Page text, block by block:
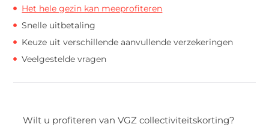
Het hele gezin kan meeprofiteren
Snelle uitbetaling
Keuze uit verschillende aanvullende verzekeringen
Veelgestelde vragen
Wilt u profiteren van VGZ collectiviteitskorting?